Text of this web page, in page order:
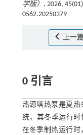
学版） , 2026,
0562.20250379
上一篇
0 引言
热源塔热泵是夏热
统，其冬季运行
在冬季制热运行时